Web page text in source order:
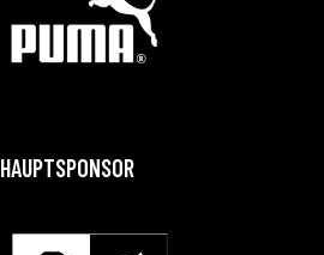
HAUPTSPONSOR